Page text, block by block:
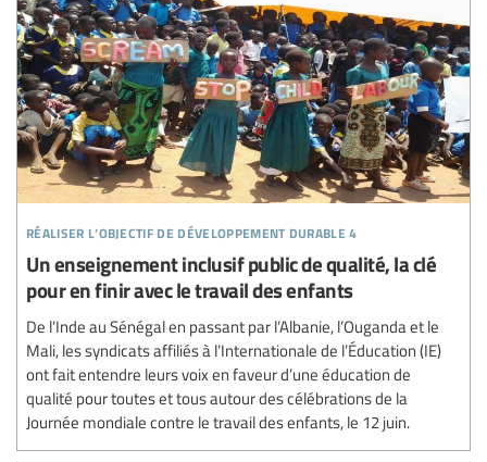
réaliser l’objectif de développement durable 4
Un enseignement inclusif public de qualité, la clé
pour en finir avec le travail des enfants
De l’Inde au Sénégal en passant par l’Albanie, l’Ouganda et le
Mali, les syndicats affiliés à l’Internationale de l’Éducation (IE)
ont fait entendre leurs voix en faveur d’une éducation de
qualité pour toutes et tous autour des célébrations de la
Journée mondiale contre le travail des enfants, le 12 juin.